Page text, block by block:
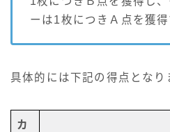
ーは1枚につきＡ点を獲得
具体的には下記の得点となり
カ